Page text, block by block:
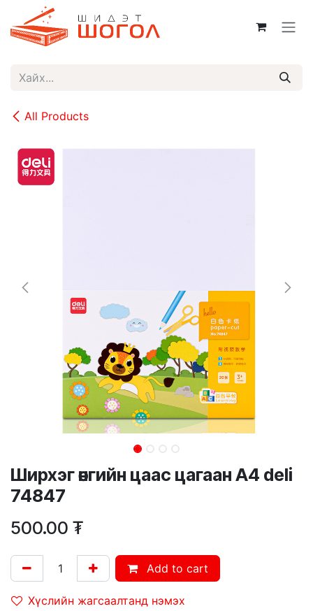
Skip to Content
All Products
Ширхэг өнгийн цаас цагаан А4 deli
74847
500.00 ₮
Add to cart
Хүслийн жагсаалтанд нэмэх